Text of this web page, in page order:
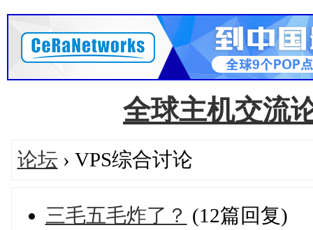
全球主机交流
论坛 › VPS综合讨论
三毛五毛炸了？ (12篇回复)